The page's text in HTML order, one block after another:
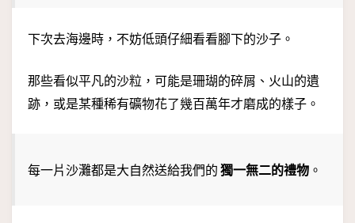
下次去海邊時，不妨低頭仔細看看腳下的沙子。
那些看似平凡的沙粒，可能是珊瑚的碎屑、火山的遺
跡，或是某種稀有礦物花了幾百萬年才磨成的樣子。
每一片沙灘都是大自然送給我們的 獨一無二的禮物 。